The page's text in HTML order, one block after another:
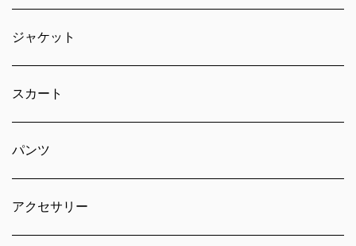
ジャケット
スカート
パンツ
アクセサリー